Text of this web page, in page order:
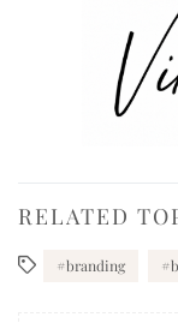
RELATED
branding